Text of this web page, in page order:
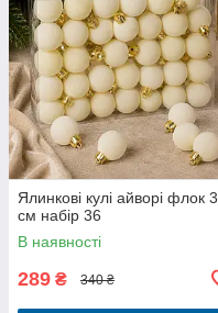
Ялинкові кулі айворі флок 3
см набір 36
В наявності
289 ₴ 340 ₴